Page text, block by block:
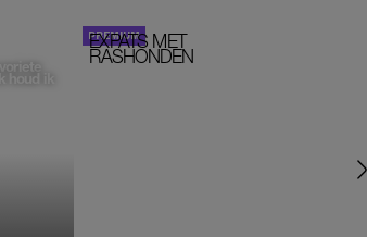
ik
EXPATS MET
RASHONDEN